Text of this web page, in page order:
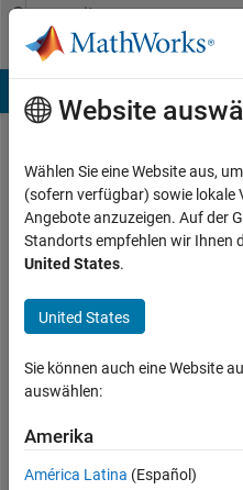
Weiter zum Inhalt
Community
Profile
Alexander
Last
seen:
mehr
als 2
Jahre
|
Aktiv
2023
Followers:
Website
Wählen Sie eine Website aus,
(sofern verfügbar) sowie lokale
Angebote anzuzeigen. Auf der
Standorts empfehlen wir Ihnen
United States.
United States
Sie können auch eine Website
auswählen:
Amerika
América Latina (Español)